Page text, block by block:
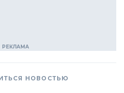
НОВОСТЬЮ